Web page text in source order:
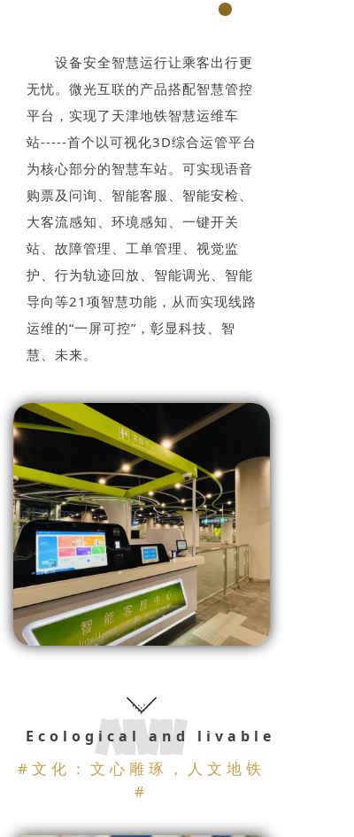
设备安全智慧运行让乘客出行更
无忧。微光互联的产品搭配智慧管控
平台，实现了天津地铁智慧运维车
站-----首个以可视化3D综合运管平台
为核心部分的智慧车站。可实现语音
购票及问询、智能客服、智能安检、
大客流感知、环境感知、一键开关
站、故障管理、工单管理、视觉监
护、行为轨迹回放、智能调光、智能
导向等21项智慧功能，从而实现线路
运维的“一屏可控”，彰显科技、智
慧、未来。
Ecological and livable
# 文化：文心雕琢，人文地铁
#